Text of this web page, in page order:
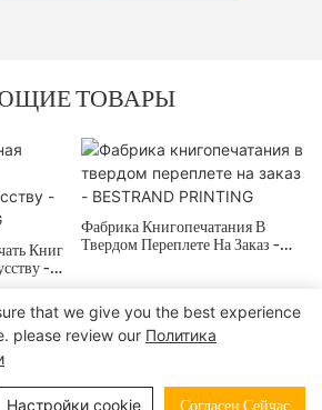
ТОВАРЫ
Книг
-
Фабрика Книгопечатания В
Твердом Переплете На Заказ -
ПЕЧАТЬКарта сайта |политика
that we give you the best experience
please review our Политика
Настройки cookie Согласен Сейчас